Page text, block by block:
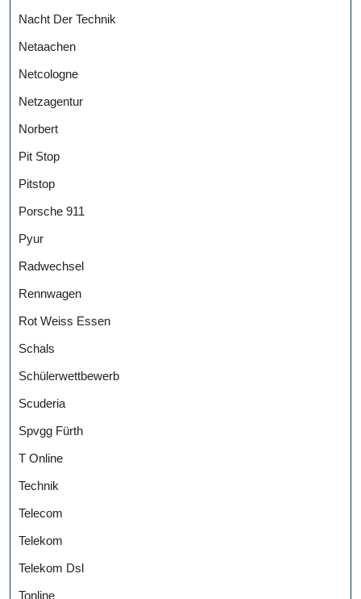
Nacht Der Technik
Netaachen
Netcologne
Netzagentur
Norbert
Pit Stop
Pitstop
Porsche 911
Pyur
Radwechsel
Rennwagen
Rot Weiss Essen
Schals
Schülerwettbewerb
Scuderia
Spvgg Fürth
T Online
Technik
Telecom
Telekom
Telekom Dsl
Tonline